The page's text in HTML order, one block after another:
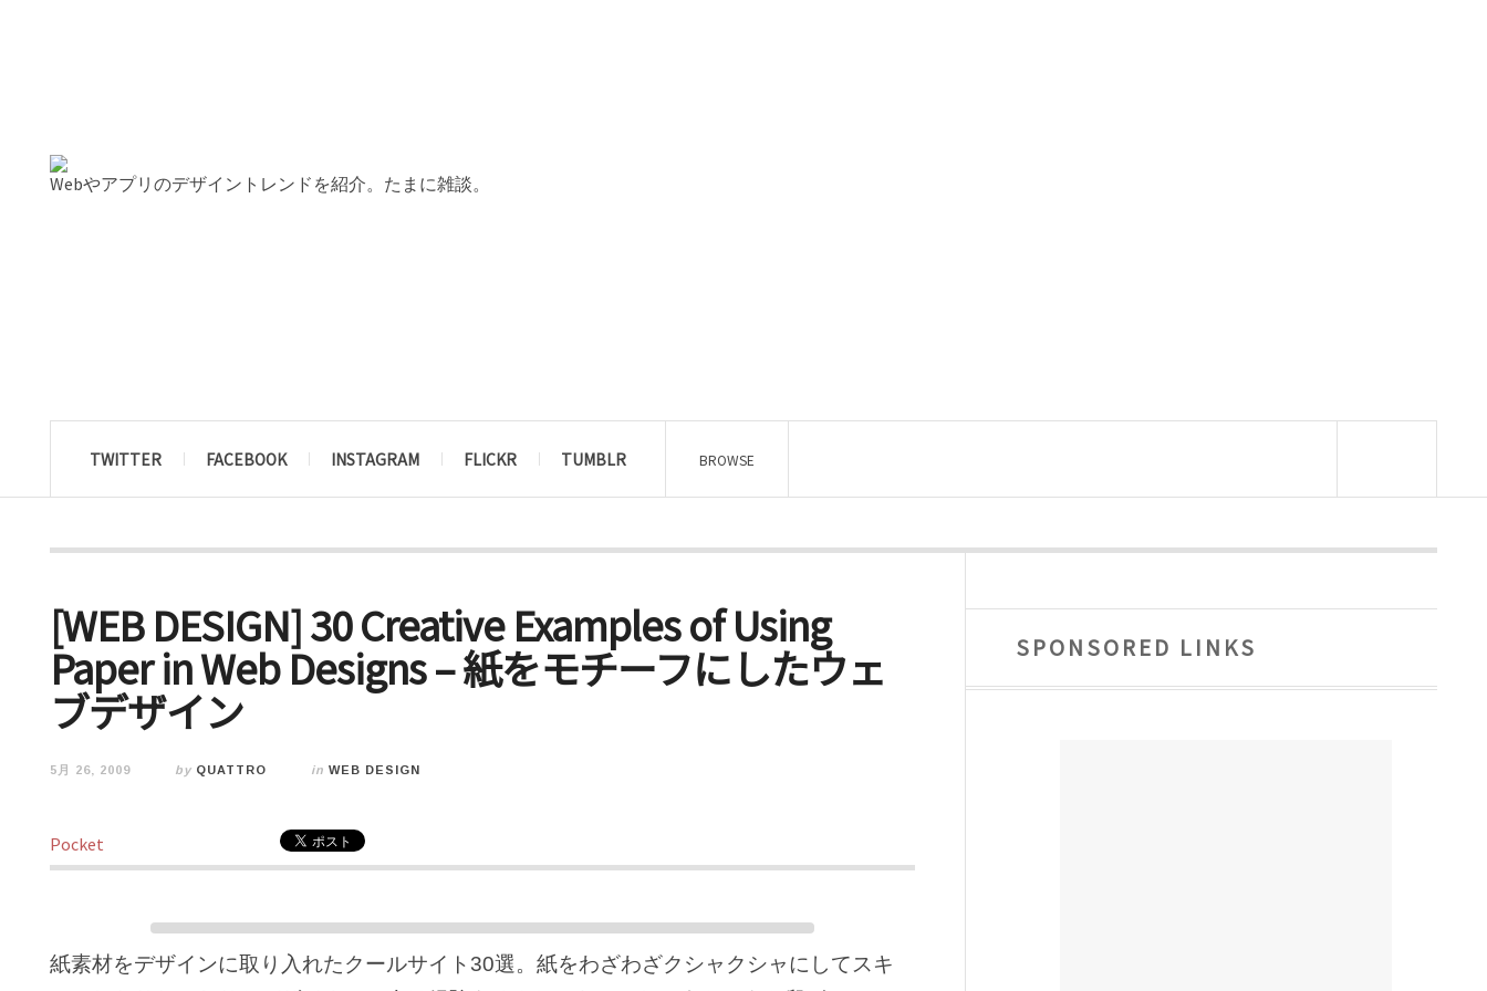
Webやアプリのデザイントレンドを紹介。たまに雑談。
TWITTER FACEBOOK INSTAGRAM FLICKR TUMBLR BROWSE
[WEB DESIGN] 30 Creative Examples of Using
Paper in Web Designs – 紙をモチーフにしたウェ
ブデザイン
5月 26, 2009 by QUATTRO in WEB DESIGN
Pocket
紙素材をデザインに取り入れたクールサイト30選。紙をわざわざクシャクシャにしてスキ
SPONSORED LINKS